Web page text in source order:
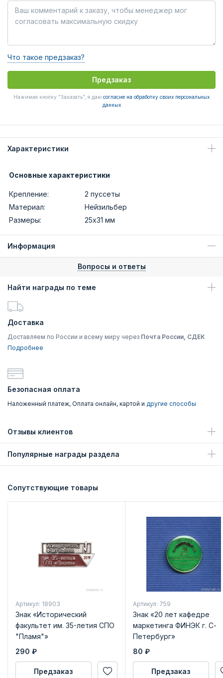
Что такое предзаказ?
Предзаказ
Нажимая кнопку "Заказать", я даю согласие на обработку своих персональных
данных
Характеристики
Основные характеристики
Крепление:
2 пуссеты
Материал:
Нейзильбер
Размеры:
25х31 мм
Информация
Вопросы и ответы
Найти награды по теме
Доставка
Доставляем по России и всему миру через Почта России, СДЕК
Подробнее
Безопасная оплата
Наложенный платеж, Оплата онлайн, картой и другие способы
Отзывы клиентов
Популярные награды раздела
Сопутствующие товары
Артикул: 18903
Знак «Исторический
факультет им. 35-летия СПО
"Пламя"»
290 ₽
Предзаказ
Артикул: 759
Знак «20 лет кафедре
маркетинга ФИНЭК г. С-
Петербург»
80 ₽
Предзаказ